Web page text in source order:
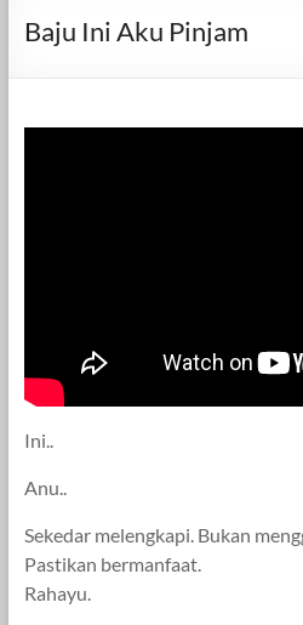
Baju Ini Aku Pinjam
Ini..
Anu..
Sekedar melengkapi. Bukan
Pastikan bermanfaat.
Rahayu.